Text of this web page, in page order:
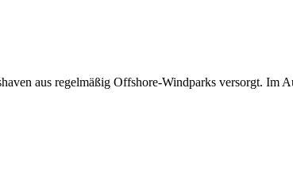
aus regelmäßig Offshore-Windparks versorgt. Im